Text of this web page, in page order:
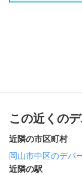
この近くの
近隣の市区町村
岡山市中区のデパ
近隣の駅